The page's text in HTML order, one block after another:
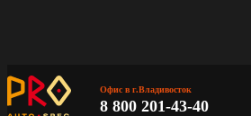
Офис в г.Владивосток
8 800 201-43-40